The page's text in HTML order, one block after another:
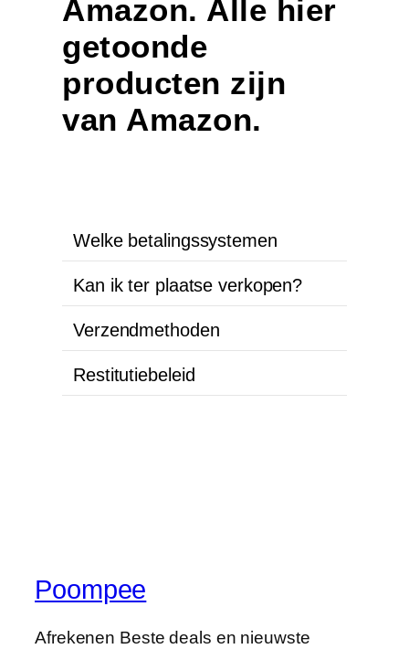
Amazon. Alle hier
getoonde
producten zijn
van Amazon.
Welke betalingssystemen
Kan ik ter plaatse verkopen?
Verzendmethoden
Restitutiebeleid
Poompee
Afrekenen Beste deals en nieuwste